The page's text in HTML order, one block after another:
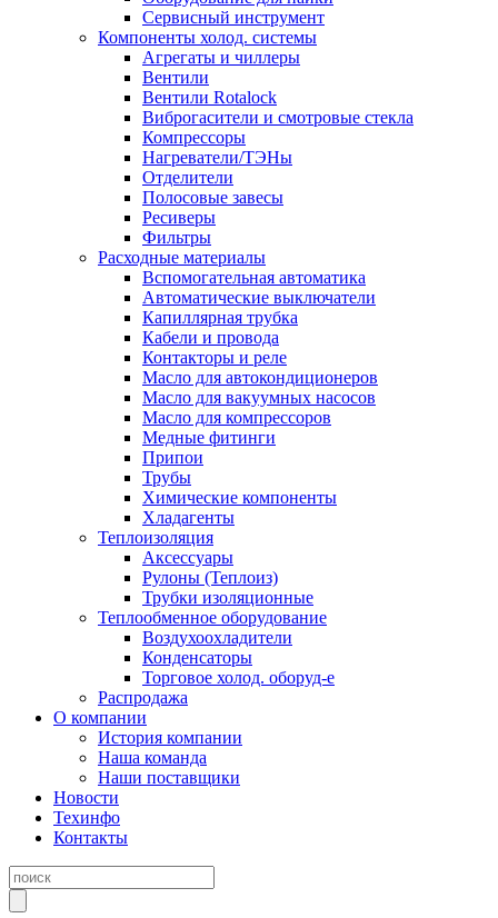
Сервисный инструмент
Компоненты холод. системы
Агрегаты и чиллеры
Вентили
Вентили Rotalock
Виброгасители и смотровые стекла
Компрессоры
Нагреватели/ТЭНы
Отделители
Полосовые завесы
Ресиверы
Фильтры
Расходные материалы
Вспомогательная автоматика
Автоматические выключатели
Капиллярная трубка
Кабели и провода
Контакторы и реле
Масло для автокондиционеров
Масло для вакуумных насосов
Масло для компрессоров
Медные фитинги
Припои
Трубы
Химические компоненты
Хладагенты
Теплоизоляция
Аксессуары
Рулоны (Теплоиз)
Трубки изоляционные
Теплообменное оборудование
Воздухоохладители
Конденсаторы
Торговое холод. оборуд-е
Распродажа
О компании
История компании
Наша команда
Наши поставщики
Новости
Техинфо
Контакты